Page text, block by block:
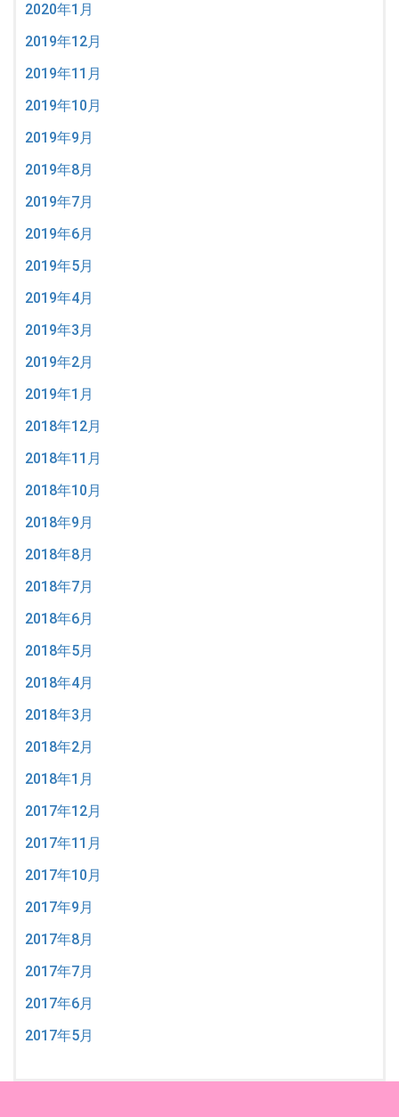
2020年1月
2019年12月
2019年11月
2019年10月
2019年9月
2019年8月
2019年7月
2019年6月
2019年5月
2019年4月
2019年3月
2019年2月
2019年1月
2018年12月
2018年11月
2018年10月
2018年9月
2018年8月
2018年7月
2018年6月
2018年5月
2018年4月
2018年3月
2018年2月
2018年1月
2017年12月
2017年11月
2017年10月
2017年9月
2017年8月
2017年7月
2017年6月
2017年5月